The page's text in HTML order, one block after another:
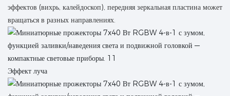
эффектов (вихрь, калейдоскоп), передняя зеркальная пластина может
вращаться в разных направлениях.
Эффект луча